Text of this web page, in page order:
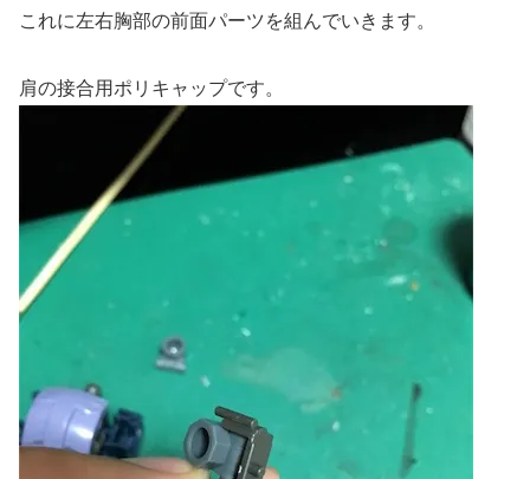
これに左右胸部の前面パーツを組んでいきます。
肩の接合用ポリキャップです。